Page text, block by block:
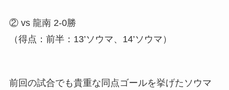
② vs 龍南 2-0勝
（得点：前半：13’ソウマ、14’ソウマ）
前回の試合でも貴重な同点ゴールを挙げたソウマ